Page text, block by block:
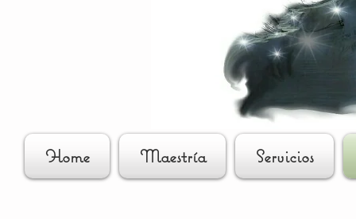
Home Maestría Servicios